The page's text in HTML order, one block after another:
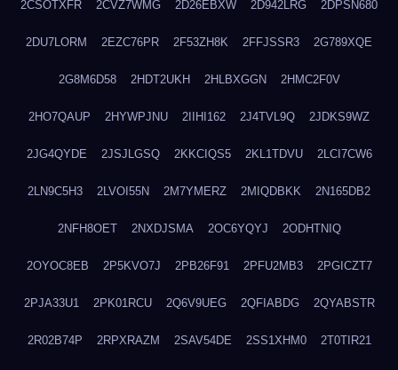
2CSOTXFR 2CVZ7WMG 2D26EBXW 2D942LRG 2DPSN680
2DU7LORM 2EZC76PR 2F53ZH8K 2FFJSSR3 2G789XQE
2G8M6D58 2HDT2UKH 2HLBXGGN 2HMC2F0V
2HO7QAUP 2HYWPJNU 2IIHI162 2J4TVL9Q 2JDKS9WZ
2JG4QYDE 2JSJLGSQ 2KKCIQS5 2KL1TDVU 2LCI7CW6
2LN9C5H3 2LVOI55N 2M7YMERZ 2MIQDBKK 2N165DB2
2NFH8OET 2NXDJSMA 2OC6YQYJ 2ODHTNIQ
2OYOC8EB 2P5KVO7J 2PB26F91 2PFU2MB3 2PGICZT7
2PJA33U1 2PK01RCU 2Q6V9UEG 2QFIABDG 2QYABSTR
2R02B74P 2RPXRAZM 2SAV54DE 2SS1XHM0 2T0TIR21